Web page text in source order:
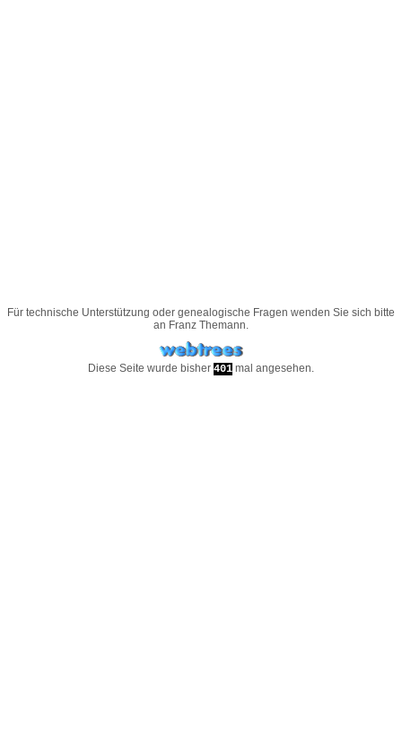
Für technische Unterstützung oder genealogische Fragen wenden Sie sich bitte
an Franz Themann.
Diese Seite wurde bisher 401 mal angesehen.